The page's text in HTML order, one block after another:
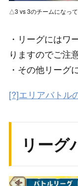
△3 vs 3のチームになっ
・リーグには
りますのでご注
・その他リーグ
[?]エリアバトル
リーグ